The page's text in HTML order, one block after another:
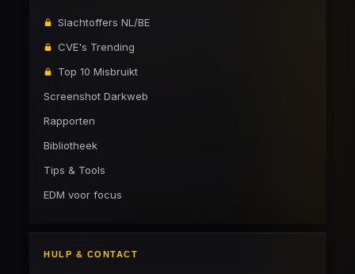
Slachtoffers NL/BE
CVE's Trending
Top 10 Misbruikt
Screenshot Darkweb
Rapporten
Bibliotheek
Tips & Tools
EDM voor focus
HULP & CONTACT